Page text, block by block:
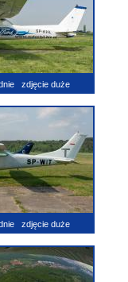
zdjęcie duże
zdjęcie duże